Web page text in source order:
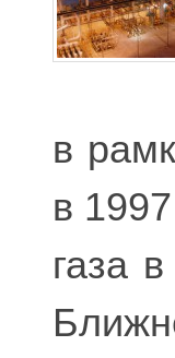
в
в
газа